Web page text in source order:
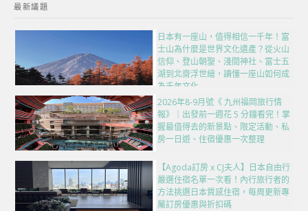
最新議題
日本有一座山，值得相信一千年！富
士山為什麼是世界文化遺產？從火山
信仰、登山朝聖、淺間神社、富士五
湖到北齋浮世繪，讀懂一座山如何成
為千年文化
2026年8-9月號《 九州福岡旅行情
報》｜出發前一週花 5 分鐘看完！掌
握最值得去的新景點、限定活動、私
房一日遊、住宿優惠一次整理
【Agoda訂房 x CJ夫人】日本自由行
嚴選住宿名單一次看！內行旅行者的
方法挑選日本質感住宿，每周更新專
屬訂房優惠與折扣碼